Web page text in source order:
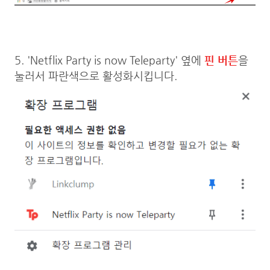
5. 'Netflix Party is now Teleparty' 옆에 핀 버튼을
눌러서 파란색으로 활성화시킵니다.